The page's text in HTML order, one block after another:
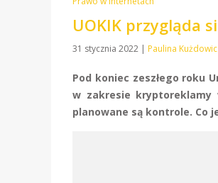
UOKIK przygląda
31 stycznia 2022 | Paulina
Pod koniec zeszłego roku
w zakresie kryptoreklamy
planowane są kontrole. Co